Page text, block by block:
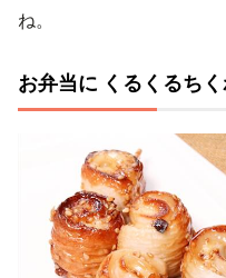
ね。
お弁当に くるくるち